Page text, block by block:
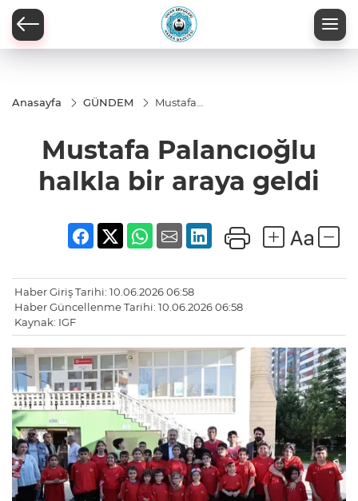
Anasayfa GÜNDEM
Mustafa
araya geldi
Mustafa Palancıoğlu
halkla bir araya geldi
Haber Giriş Tarihi: 10.06.2026 06:58
Haber Güncellenme Tarihi: 10.06.2026 06:58
Kaynak: IGF